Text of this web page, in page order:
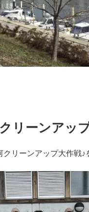
リーンアッ
リーンアップ大作戦♪